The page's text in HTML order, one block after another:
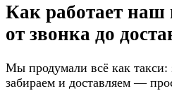
Как работает наш
от звонка до
Мы продумали всё как такси:
забираем и доставляем —